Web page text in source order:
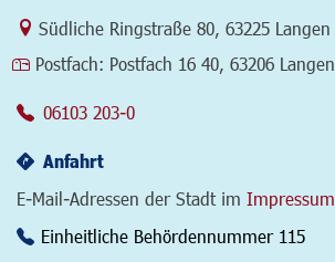
Link zur Google-Maps Navigation
Südliche Ringstraße 80 63225 Langen
Postfach: Postfach 16 40, 63206 Langen
06103 203-0
Anfahrt
E-Mail-Adressen der Stadt im Impressum
Einheitliche Behördennummer 115